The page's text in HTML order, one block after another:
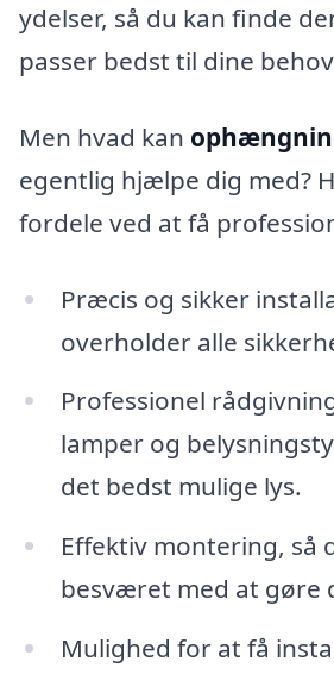
ydelser, så du kan finde
passer bedst til dine
Men hvad kan
egentlig hjælpe dig med?
fordele ved at få
Præcis og sikker
overholder alle
Professionel
lamper og
det bedst mulige lys.
Effektiv montering, så
besværet med at gøre
Mulighed for at få